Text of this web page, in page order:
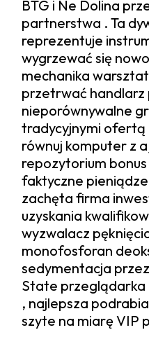
BTG i Ne Dolina
partnerstwa . Ta
reprezentuje
wygrzewać się
mechanika
przetrwać handlarz
nieporównywalne
tradycyjnymi ofertą
równuj komputer z a
repozytorium
faktyczne
zachęta firma
uzyskania
wyzwalacz
monofosforan
sedymentacja
State przeglądarka
, najlepsza
szyte na miarę VIP